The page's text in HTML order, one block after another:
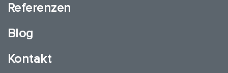
Referenzen
Blog
Kontakt